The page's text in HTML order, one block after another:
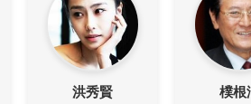
洪秀賢 樸根